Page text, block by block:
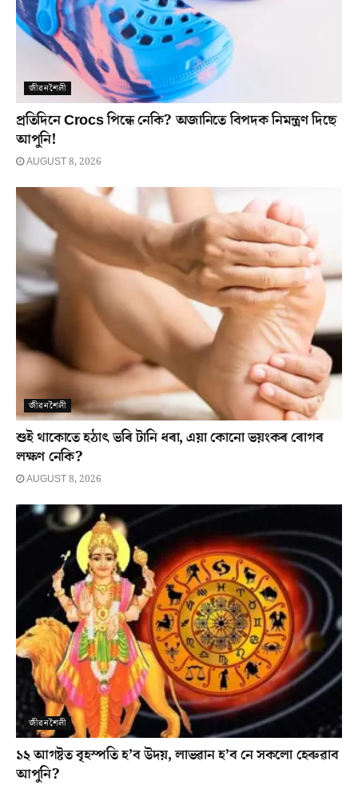
জীৱনশৈলী
প্ৰতিদিনে Crocs পিন্ধে নেকি? অজানিতে বিপদক নিমন্ত্ৰণ দিছে
আপুনি!
AUGUST 8, 2026
জীৱনশৈলী
শুই থাকোতে হঠাৎ ভৰি টানি ধৰা, এয়া কোনো ভয়ংকৰ ৰোগৰ
লক্ষণ নেকি?
AUGUST 8, 2026
জীৱনশৈলী
১২ আগষ্টত বৃহস্পতি হ’ব উদয়, লাভৱান হ’ব নে সকলো হেৰুৱাব
আপুনি?